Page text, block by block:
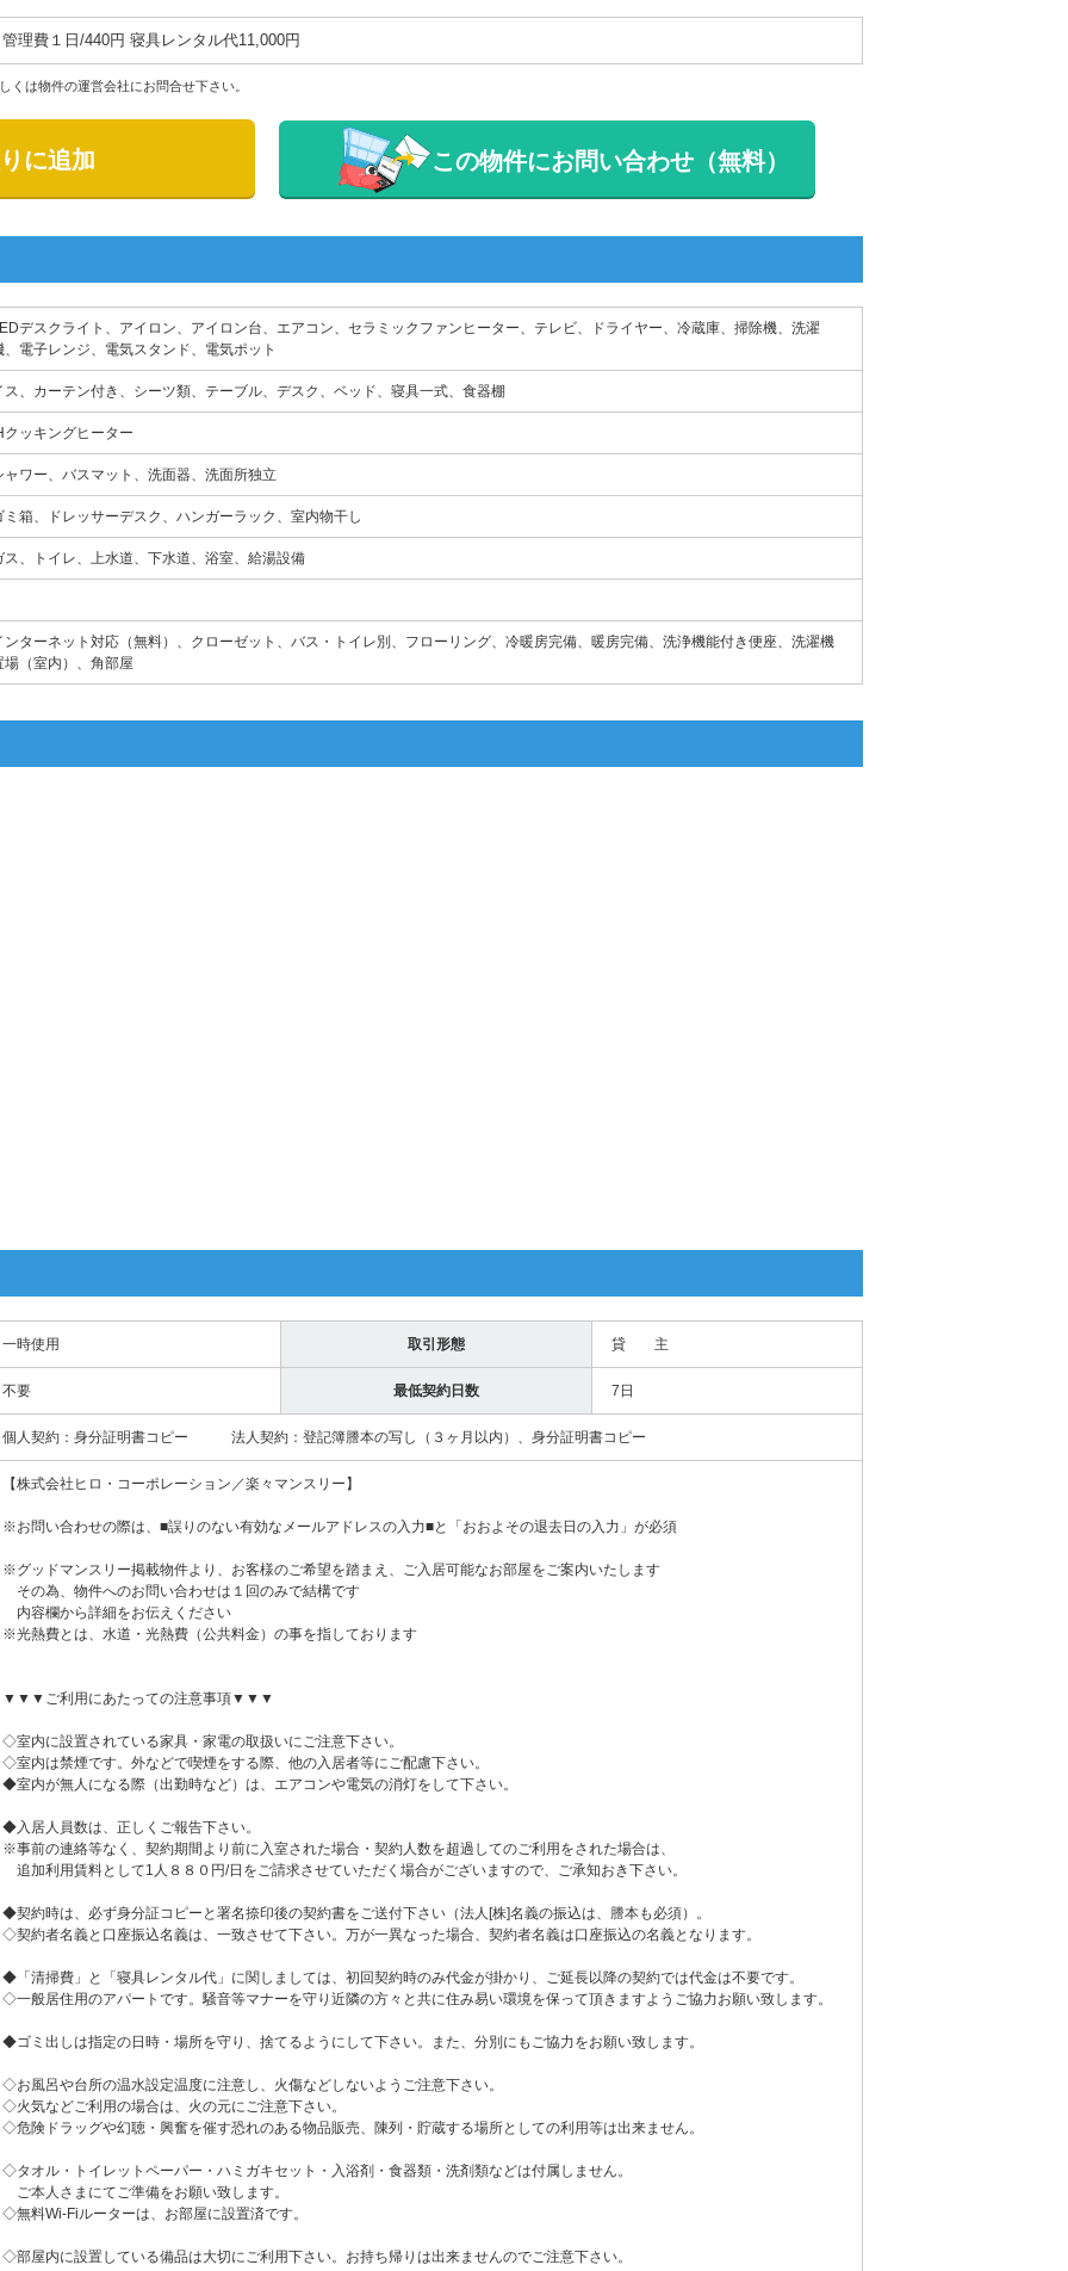
管理費ㅤ１日/440円ㅤㅤ 寝具レンタル代ㅤ11,000円
くは物件の運営会社にお問合せ下さい。
に追加 この物件にお問い合わせ（無料）
デスクライト、アイロン、アイロン台、エアコン、セラミックファンヒーター、テレビ、ドライヤー、冷蔵庫、掃除機、洗濯
、電子レンジ、電気スタンド、電気ポット
ス、カーテン付き、シーツ類、テーブル、デスク、ベッド、寝具一式、食器棚
クッキングヒーター
ャワー、バスマット、洗面器、洗面所独立
ミ箱、ドレッサーデスク、ハンガーラック、室内物干し
ス、トイレ、上水道、下水道、浴室、給湯設備
ンターネット対応（無料）、クローゼット、バス・トイレ別、フローリング、冷暖房完備、暖房完備、洗浄機能付き便座、洗濯機
場（室内）、角部屋
一時使用 取引形態 貸 主
不要 最低契約日数 7日
個人契約：身分証明書コピー 法人契約：登記簿謄本の写し（３ヶ月以内）、身分証明書コピー
【株式会社ヒロ・コーポレーション／楽々マンスリー】
※お問い合わせの際は、■誤りのない有効なメールアドレスの入力■と「おおよその退去日の入力」が必須
※グッドマンスリー掲載物件より、お客様のご希望を踏まえ、ご入居可能なお部屋をご案内いたします
その為、物件へのお問い合わせは１回のみで結構です
内容欄から詳細をお伝えください
※光熱費とは、水道・光熱費（公共料金）の事を指しております
▼▼▼ご利用にあたっての注意事項▼▼▼
◇室内に設置されている家具・家電の取扱いにご注意下さい。
◇室内は禁煙です。外などで喫煙をする際、他の入居者等にご配慮下さい。
◆室内が無人になる際（出勤時など）は、エアコンや電気の消灯をして下さい。
◆入居人員数は、正しくご報告下さい。
※事前の連絡等なく、契約期間より前に入室された場合・契約人数を超過してのご利用をされた場合は、
追加利用賃料として1人８８０円/日をご請求させていただく場合がございますので、ご承知おき下さい。
◆契約時は、必ず身分証コピーと署名捺印後の契約書をご送付下さい（法人[株]名義の振込は、謄本も必須）。
◇契約者名義と口座振込名義は、一致させて下さい。万が一異なった場合、契約者名義は口座振込の名義となります。
◆「清掃費」と「寝具レンタル代」に関しましては、初回契約時のみ代金が掛かり、ご延長以降の契約では代金は不要です。
◇一般居住用のアパートです。騒音等マナーを守り近隣の方々と共に住み易い環境を保って頂きますようご協力お願い致します。
◆ゴミ出しは指定の日時・場所を守り、捨てるようにして下さい。また、分別にもご協力をお願い致します。
◇お風呂や台所の温水設定温度に注意し、火傷などしないようご注意下さい。
◇火気などご利用の場合は、火の元にご注意下さい。
◇危険ドラッグや幻聴・興奮を催す恐れのある物品販売、陳列・貯蔵する場所としての利用等は出来ません。
◇タオル・トイレットペーパー・ハミガキセット・入浴剤・食器類・洗剤類などは付属しません。
ご本人さまにてご準備をお願い致します。
◇無料Wi-Fiルーターは、お部屋に設置済です。
◇部屋内に設置している備品は大切にご利用下さい。お持ち帰りは出来ませんのでご注意下さい。